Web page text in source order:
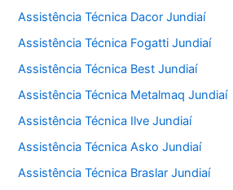
Assistência Técnica Dacor Jundiaí
Assistência Técnica Fogatti Jundiaí
Assistência Técnica Best Jundiaí
Assistência Técnica Metalmaq Jundiaí
Assistência Técnica Ilve Jundiaí
Assistência Técnica Asko Jundiaí
Assistência Técnica Braslar Jundiaí